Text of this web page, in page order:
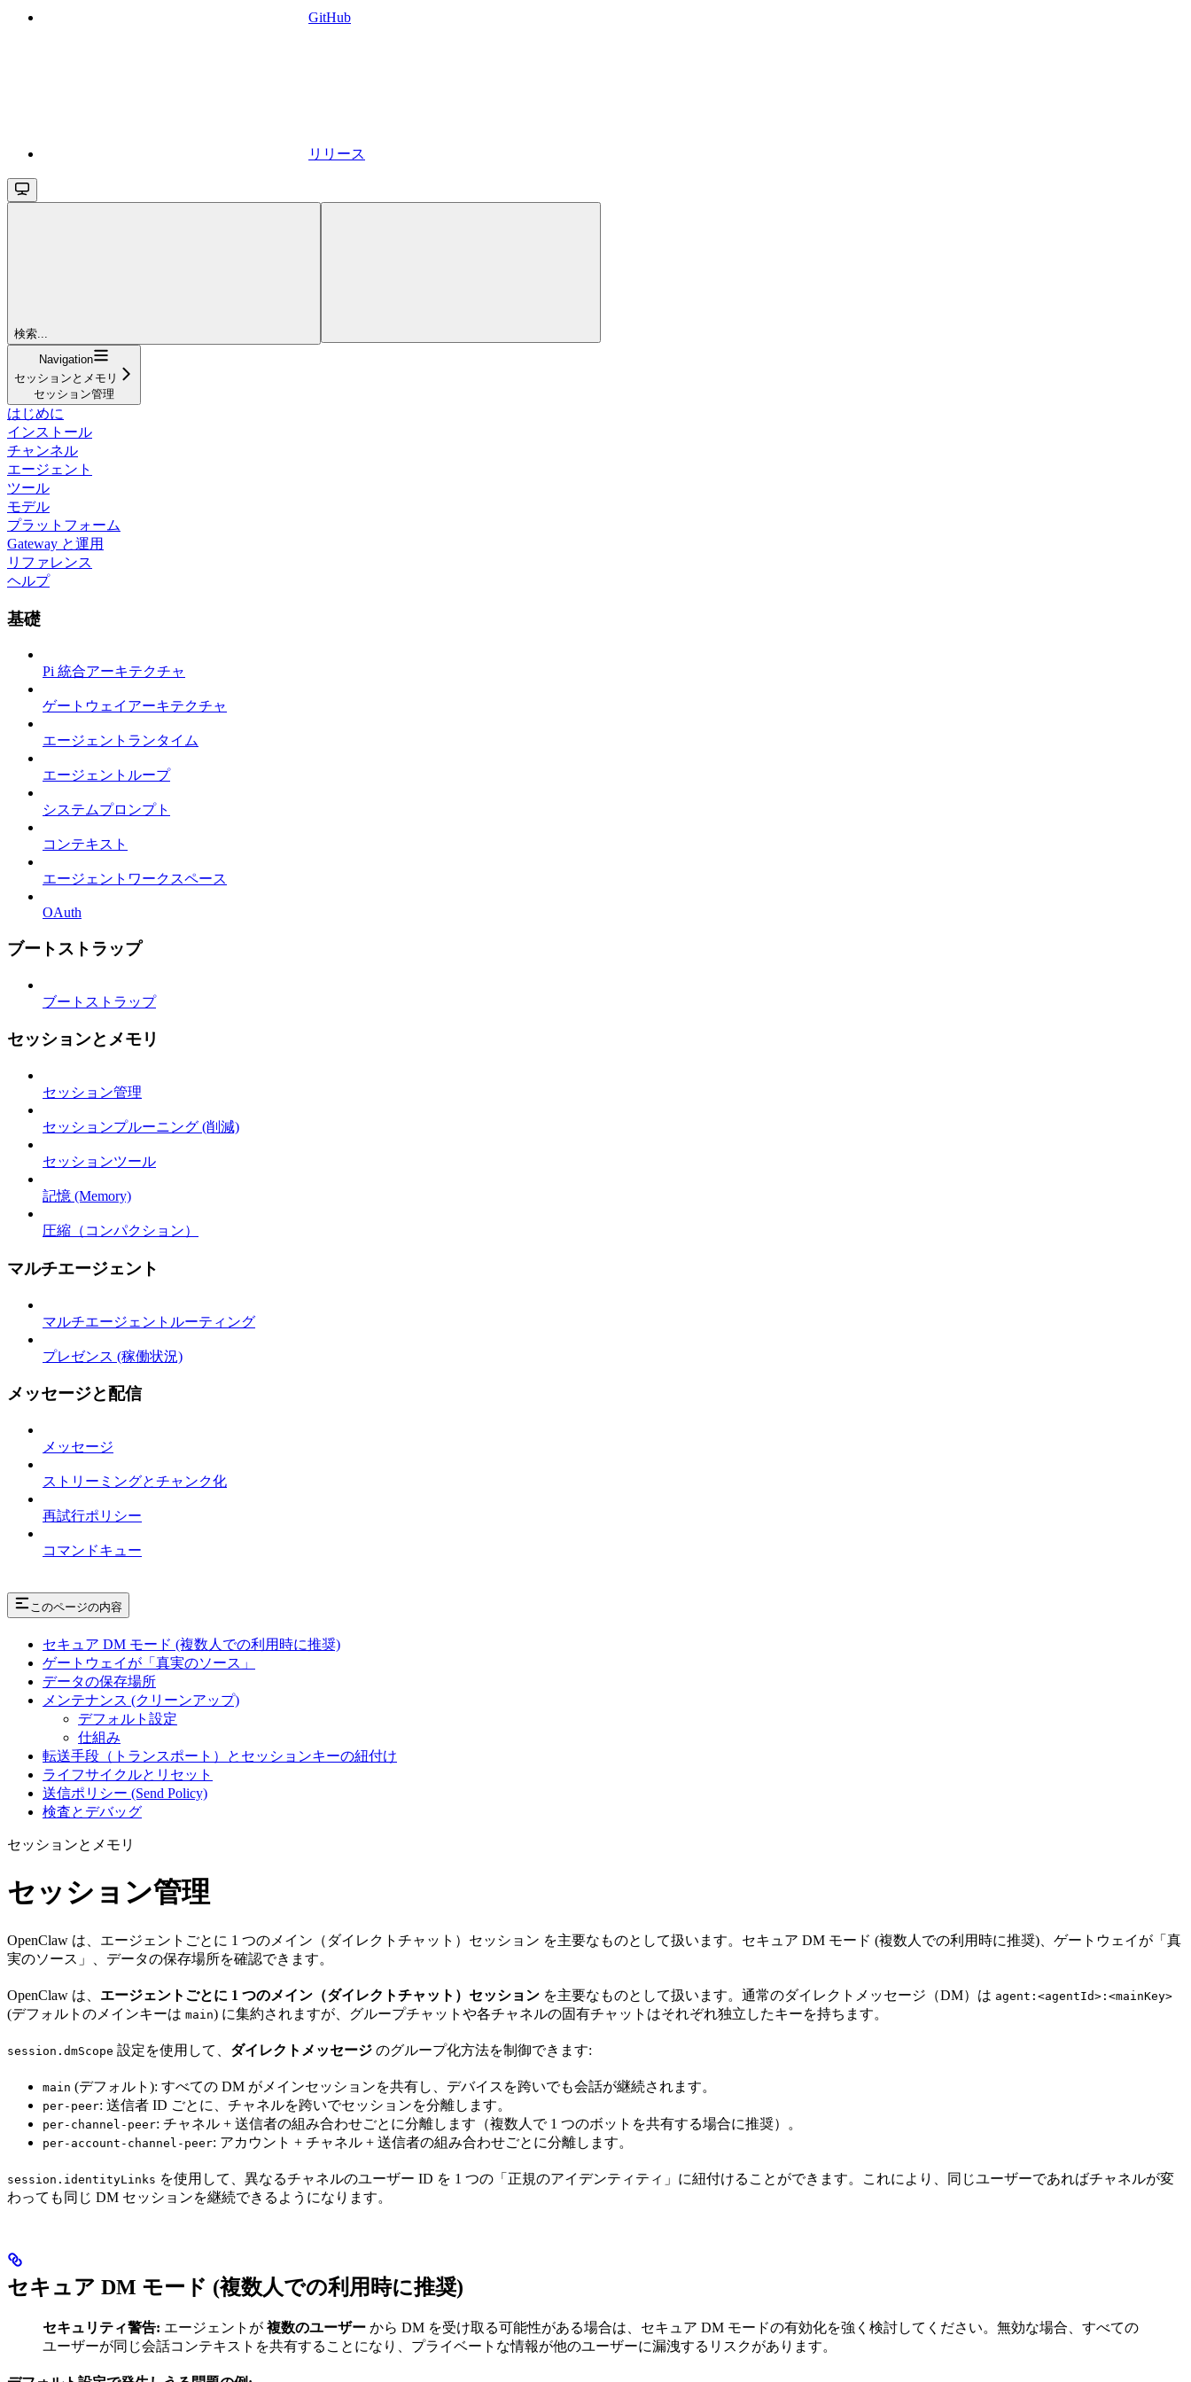
GitHub
リリース
検索...
Navigation
セッションとメモリ
セッション管理
はじめに
インストール
チャンネル
エージェント
ツール
モデル
プラットフォーム
Gateway と運用
リファレンス
ヘルプ
基礎
Pi 統合アーキテクチャ
ゲートウェイアーキテクチャ
エージェントランタイム
エージェントループ
システムプロンプト
コンテキスト
エージェントワークスペース
OAuth
ブートストラップ
ブートストラップ
セッションとメモリ
セッション管理
セッションプルーニング (削減)
セッションツール
記憶 (Memory)
圧縮（コンパクション）
マルチエージェント
マルチエージェントルーティング
プレゼンス (稼働状況)
メッセージと配信
メッセージ
ストリーミングとチャンク化
再試行ポリシー
コマンドキュー
このページの内容
セキュア DM モード (複数人での利用時に推奨)
ゲートウェイが「真実のソース」
データの保存場所
メンテナンス (クリーンアップ)
デフォルト設定
仕組み
転送手段（トランスポート）とセッションキーの紐付け
ライフサイクルとリセット
送信ポリシー (Send Policy)
検査とデバッグ
セッションとメモリ
セッション管理
OpenClaw は、エージェントごとに 1 つのメイン（ダイレクトチャット）セッション を主要なものとして扱います。セキュア DM モード (複数人での利用時に推奨)、ゲートウェイが「真
実のソース」、データの保存場所を確認できます。
OpenClaw は、 エージェントごとに 1 つのメイン（ダイレクトチャット）セッション を主要なものとして扱います。通常のダイレクトメッセージ（DM）は agent:<agentId>:<mainKey>
(デフォルトのメインキーは main) に集約されますが、グループチャットや各チャネルの固有チャットはそれぞれ独立したキーを持ちます。
session.dmScope 設定を使用して、 ダイレクトメッセージ のグループ化方法を制御できます:
main (デフォルト): すべての DM がメインセッションを共有し、デバイスを跨いでも会話が継続されます。
per-peer: 送信者 ID ごとに、チャネルを跨いでセッションを分離します。
per-channel-peer: チャネル + 送信者の組み合わせごとに分離します（複数人で 1 つのボットを共有する場合に推奨）。
per-account-channel-peer: アカウント + チャネル + 送信者の組み合わせごとに分離します。
session.identityLinks を使用して、異なるチャネルのユーザー ID を 1 つの「正規のアイデンティティ」に紐付けることができます。これにより、同じユーザーであればチャネルが変
わっても同じ DM セッションを継続できるようになります。
セキュア DM モード (複数人での利用時に推奨)
セキュリティ警告: エージェントが 複数のユーザー から DM を受け取る可能性がある場合は、セキュア DM モードの有効化を強く検討してください。無効な場合、すべての
ユーザーが同じ会話コンテキストを共有することになり、プライベートな情報が他のユーザーに漏洩するリスクがあります。